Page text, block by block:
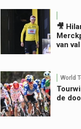
🎥
van
World
de